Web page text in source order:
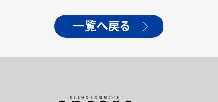
一覧へ戻る